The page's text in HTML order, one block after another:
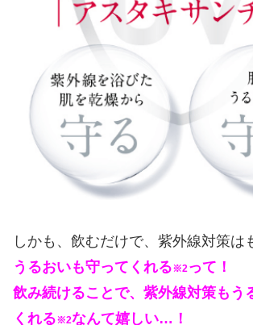
しかも、飲むだけで、紫外線対策は
うるおいも守ってくれる※2って！
飲み続けることで、紫外線対策もう
くれる※2なんて嬉しい…！